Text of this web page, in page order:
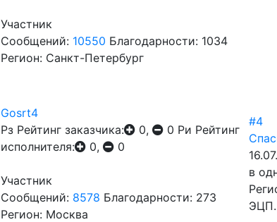
Участник
Сообщений: 10550 Благодарности: 1034
Регион: Санкт-Петербург
Gosrt4
Рз Рейтинг заказчика: 0, 0 Ри Рейтинг
исполнителя:
0, 0
Участник
Сообщений: 8578 Благодарности: 273
Регион: Москва
#4
в
ЭЦП.